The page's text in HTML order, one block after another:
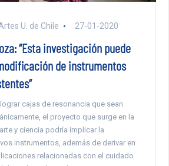
U. de Chile 27-01-2020
“Esta investigación puede
de instrumentos
cajas de resonancia que sean
el proyecto que surge en la
y ciencia podría implicar la
instrumentos, además de derivar en
relacionadas con el cuidado